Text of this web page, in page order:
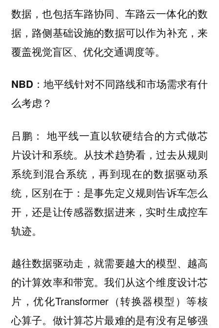
数据，也包括车路协同、车路云一体化的数
据，路侧基础设施的数据可以作为补充，来
覆盖视觉盲区、优化交通调度等。
NBD： 地平线针对不同路线和市场需求有什
么考虑？
吕鹏： 地平线一直以软硬结合的方式做芯
片设计和系统。从技术趋势看，过去从规则
系统到混合系统，再到现在的数据驱动系
统，区别在于：是事先定义规则告诉车怎么
开，还是让传感器数据进来，实时生成控车
轨迹。
越往数据驱动走，就需要越大的模型、越高
的计算效率和带宽。我们从这个维度设计芯
片，优化Transformer（转换器模型）等核
心算子。做计算芯片最难的是有没有足够强